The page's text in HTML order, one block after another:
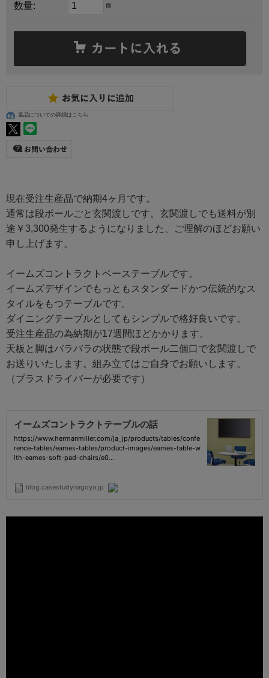
数量: 個
返品についての詳細はこちら
現在受注生産品で納期4ヶ月です。
通常は段ボールごと玄関渡しです。玄関渡しでも送料が別
途￥3,300発生するようになりました、ご理解のほどお願い
申し上げます。
イームズコントラクトベーステーブルです。
イームズデザインでもっともスタンダードかつ伝統的なス
タイルをもつテーブルです。
ダイニングテーブルとしてもシンプルで格好良いです。
受注生産品の為納期が17週間ほどかかります。
天板と脚はバラバラの状態で段ボール二個口で玄関渡しで
お送りいたします。組み立てはご自身でお願いします。
（プラスドライバーが必要です）